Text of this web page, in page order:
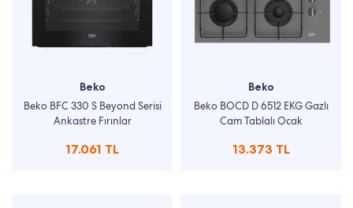
Beko
Beko BFC 330 S Beyond Serisi
Ankastre Fırınlar
17.061 TL
Beko
Beko BOCD D 6512 EKG Gazlı
Cam Tablalı Ocak
13.373 TL